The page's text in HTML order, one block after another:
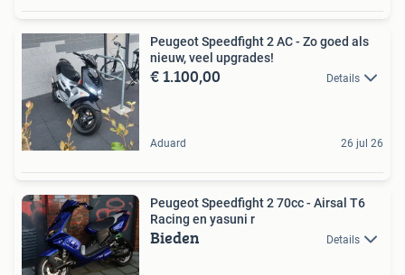
Peugeot Speedfight 2 AC - Zo goed als
nieuw, veel upgrades!
€ 1.100,00 Details
Aduard 26 jul 26
Peugeot Speedfight 2 70cc - Airsal T6
Racing en yasuni r
Bieden Details